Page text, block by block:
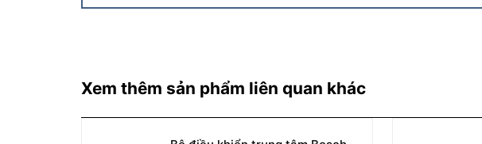
Xem thêm sản phẩm liên quan khác